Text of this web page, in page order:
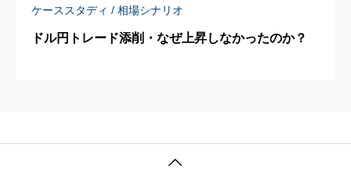
ケーススタディ / 相場シナリオ
ドル円トレード添削・なぜ上昇しなかったのか？
